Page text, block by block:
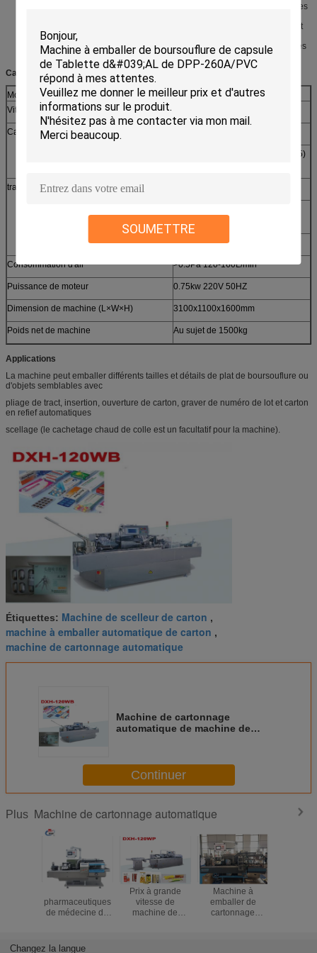
SOUMETTRE
La machine obtient la représentation stable, différentes tailles changeantes
Détection et rejet des cartons qui n'obtient aucun objet alimenté ou le tract
La traction de moteur servo est s'appliquent pour alimenter différents styles
de plat de boursouflure.
Caractéristiques
Modèle de machine
DXH-120WB
Vitesse
Carton Condition de qualité
× du × (de 50-200) (20-80) (14-45)
tract Condition de qualité
tract
Gamme se pliante 1-4 fois
Consommation d'air >0.5Pa 120-160L/min
Puissance de moteur 0.75kw 220V 50HZ
Dimension de machine (L×W×H) 3100x1100x1600mm
Poids net de machine Au sujet de 1500kg
Applications
La machine peut emballer différents tailles et détails de plat de boursouflure ou
d'objets semblables avec
pliage de tract, insertion, ouverture de carton, graver de numéro de lot et carton
en refief automatiques
scellage (le cachetage chaud de colle est un facultatif pour la machine).
Étiquettes: Machine de scelleur de carton ,
machine à emballer automatique de carton ,
machine de cartonnage automatique
Machine de cartonnage
automatique de machine de
Continuer
Plus Machine de cartonnage automatique
Boursouflures
pharmaceutiques
de médecine de
de boîte de carton
Prix à grande
vitesse de
machine de
Machine à
emballer de
cartonnage
Changez la langue